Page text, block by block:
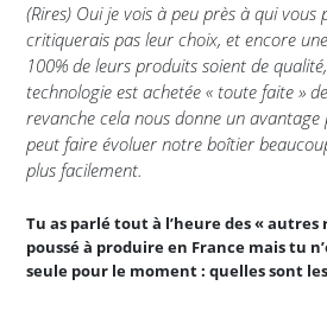
(Rires) Oui je vois à peu près à qui vous
critiquerais pas leur choix, et encore
100% de leurs produits soient de
technologie est achetée « toute faite »
revanche cela nous donne un
peut faire évoluer notre boîtier
plus facilement.
Tu as parlé tout à l’heure des « autres
poussé à produire en France mais tu
seule pour le moment : quelles sont